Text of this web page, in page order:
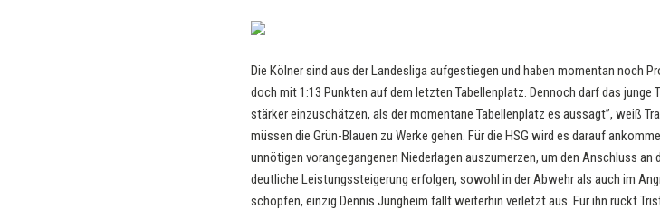
Die Kölner sind aus der Landesliga aufgestiegen und haben momentan noch
doch mit 1:13 Punkten auf dem letzten Tabellenplatz. Dennoch darf das junge
stärker einzuschätzen, als der momentane Tabellenplatz es aussagt”, weiß
müssen die Grün-Blauen zu Werke gehen. Für die HSG wird es darauf
unnötigen vorangegangenen Niederlagen auszumerzen, um den Anschluss
deutliche Leistungssteigerung erfolgen, sowohl in der Abwehr als auch im
schöpfen, einzig Dennis Jungheim fällt weiterhin verletzt aus. Für ihn rückt